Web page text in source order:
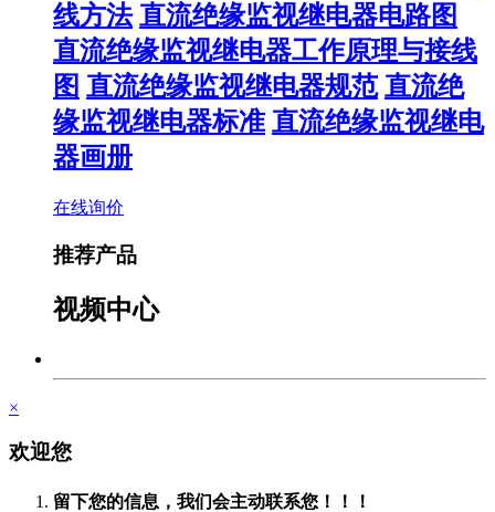
线方法 直流绝缘监视继电器电路图
直流绝缘监视继电器工作原理与接线
图 直流绝缘监视继电器规范 直流绝
缘监视继电器标准 直流绝缘监视继电
器画册
在线询价
推荐产品
视频中心
×
欢迎您
留下您的信息，我们会主动联系您！！！